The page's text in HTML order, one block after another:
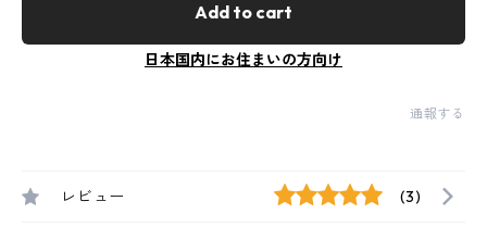
Add to cart
日本国内にお住まいの方向け
通報する
レビュー (3)